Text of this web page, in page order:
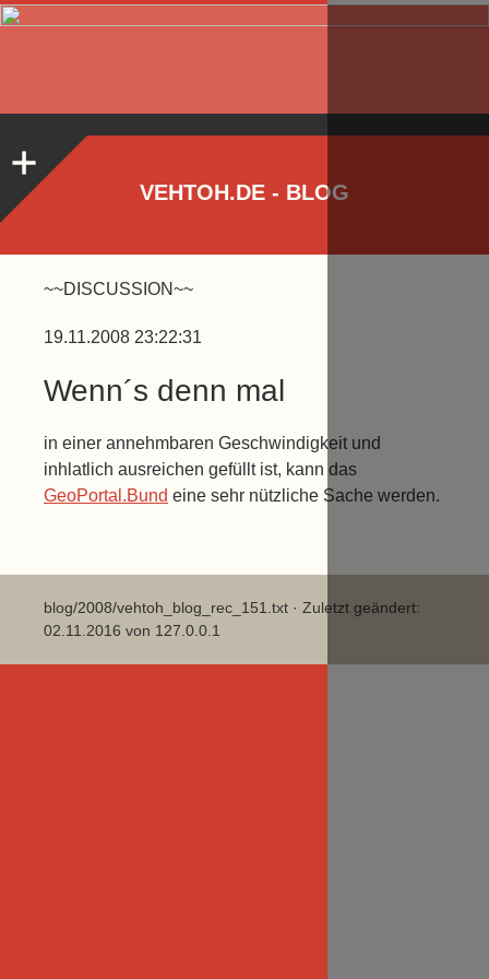
VEHTOH.DE - BLOG
~~DISCUSSION~~
19.11.2008 23:22:31
Wenn´s denn mal
in einer annehmbaren Geschwindigkeit und
inhlatlich ausreichen gefüllt ist, kann das
GeoPortal.Bund eine sehr nützliche Sache werden.
blog/2008/vehtoh_blog_rec_151.txt · Zuletzt geändert:
02.11.2016 von 127.0.0.1